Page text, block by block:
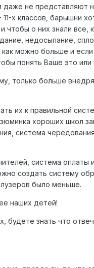
не представляют
х классов, барышни
о них знали все,
недосыпание,
можно больше и
понять Ваше это или
только больше
их к правильной
хороших школ
система
система оплаты
создать систему
было меньше.
наших детей!
знать что